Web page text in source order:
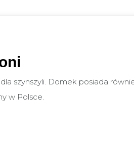
szynszyli. Domek posiada
w Polsce.